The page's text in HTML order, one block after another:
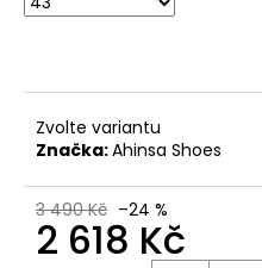
Zvolte variantu
Značka:Ahinsa Shoes
3 490 Kč –24 %
2 618 Kč
o
o
u
č
u